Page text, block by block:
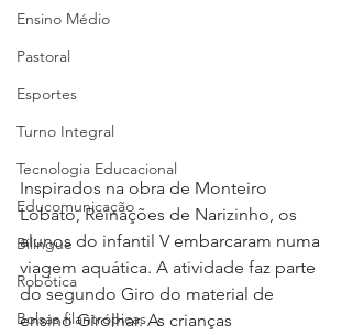
Ensino Médio
Pastoral
Esportes
Turno Integral
Tecnologia Educacional
Educomunicação
Bilíngue
Robótica
Bolsas filantrópicas
Inspirados na obra de Monteiro
Lobato, Reinações de Narizinho, os
alunos do infantil V embarcaram numa
viagem aquática. A atividade faz parte
do segundo Giro do material de
ensino Girolhar. As crianças